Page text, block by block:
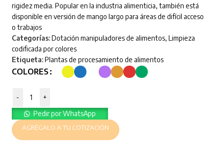
rigidez media. Popular en la industria alimenticia, también está
disponible en versión de mango largo para áreas de difícil acceso
o trabajos
Categorías:Dotación manipuladores de alimentos, Limpieza
codificada por colores
Etiqueta:Plantas de procesamiento de alimentos
COLORES
-
+
Pedir por WhatsApp
AGRÉGALO A TU COTIZACIÓN